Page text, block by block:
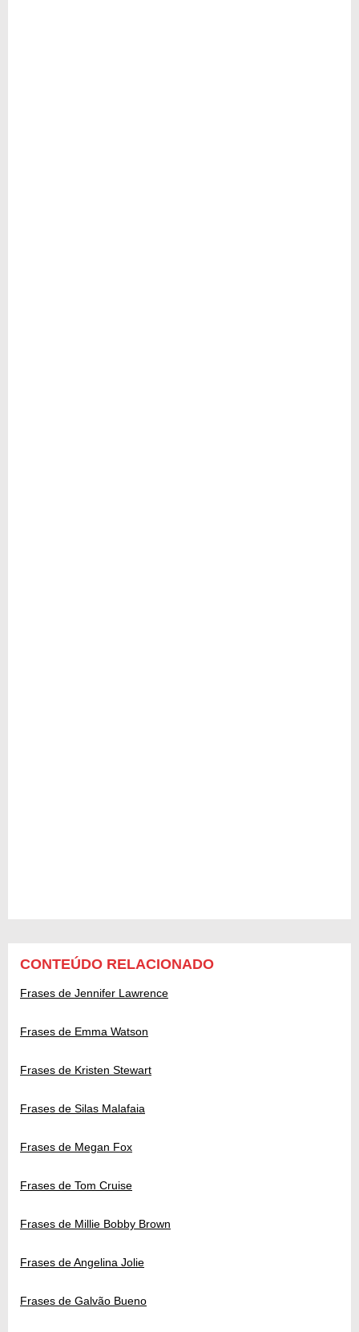
CONTEÚDO RELACIONADO
Frases de Jennifer Lawrence
Frases de Emma Watson
Frases de Kristen Stewart
Frases de Silas Malafaia
Frases de Megan Fox
Frases de Tom Cruise
Frases de Millie Bobby Brown
Frases de Angelina Jolie
Frases de Galvão Bueno